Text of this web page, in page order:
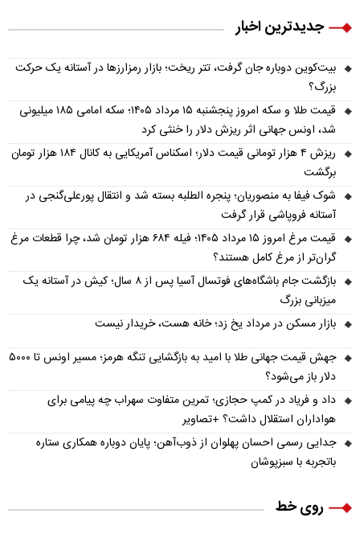
جدیدترین اخبار
بیت‌کوین دوباره جان گرفت، تتر ریخت؛ بازار رمزارزها در آستانه یک حرکت
بزرگ؟
قیمت طلا و سکه امروز پنجشنبه ۱۵ مرداد ۱۴۰۵؛ سکه امامی ۱۸۵ میلیونی
شد، اونس جهانی اثر ریزش دلار را خنثی کرد
ریزش ۴ هزار تومانی قیمت دلار؛ اسکناس آمریکایی به کانال ۱۸۴ هزار تومان
برگشت
شوک فیفا به منصوریان؛ پنجره الطلبه بسته شد و انتقال پورعلی‌گنجی در
آستانه فروپاشی قرار گرفت
قیمت مرغ امروز ۱۵ مرداد ۱۴۰۵؛ فیله ۶۸۴ هزار تومان شد، چرا قطعات مرغ
گران‌تر از مرغ کامل هستند؟
بازگشت جام باشگاه‌های فوتسال آسیا پس از ۸ سال؛ کیش در آستانه یک
میزبانی بزرگ
بازار مسکن در مرداد یخ زد؛ خانه هست، خریدار نیست
جهش قیمت جهانی طلا با امید به بازگشایی تنگه هرمز؛ مسیر اونس تا ۵۰۰۰
دلار باز می‌شود؟
داد و فریاد در کمپ حجازی؛ تمرین متفاوت سهراب چه پیامی برای
هواداران استقلال داشت؟ +تصاویر
جدایی رسمی احسان پهلوان از ذوب‌آهن؛ پایان دوباره همکاری ستاره
باتجربه با سبزپوشان
روی خط